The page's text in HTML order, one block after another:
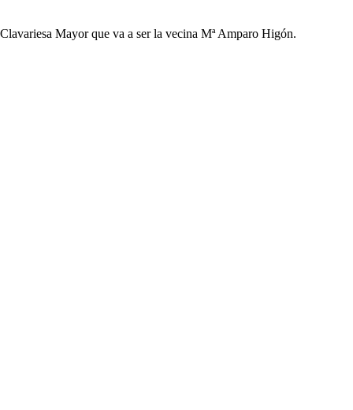
Mayor que va a ser la vecina Mª Amparo Higón.